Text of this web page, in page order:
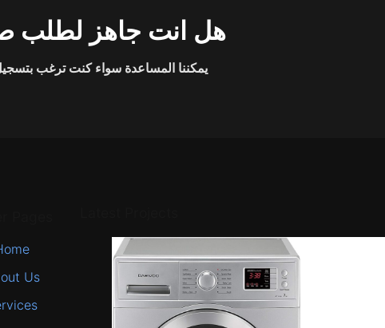
هل انت جاهز لطلب
يمكننا المساعدة سواء كنت ترغب
Us